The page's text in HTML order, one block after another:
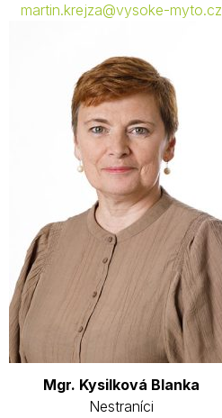
martin.krejza@vysoke-myto.cz
Mgr. Kysilková Blanka
Nestraníci